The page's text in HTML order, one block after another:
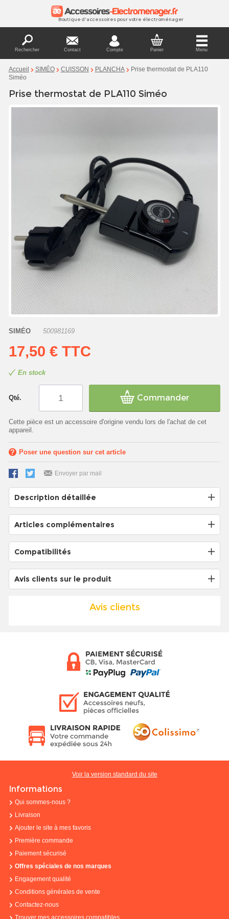
Boutique d'accessoires pour votre électroménager
Rechercher Contact Compte Panier Menu
Accueil SIMÉO CUISSON PLANCHA
Prise thermostat de PLA110
Siméo
Prise thermostat de PLA110 Siméo
SIMÉO 500981169
17,50 € TTC
En stock
Qté. Commander
Cette pièce est un accessoire d'origine vendu lors de l'achat de cet
appareil.
Poser une question sur cet article
Envoyer par mail
Description détaillée
Articles complémentaires
Compatibilités
Avis clients sur le produit
Avis clients
Voir la version standard du site
Informations
Qui sommes-nous ?
Livraison
Ajouter le site à mes favoris
Première commande
Paiement sécurisé
Offres spéciales de nos marques
Engagement qualité
Conditions générales de vente
Contactez-nous